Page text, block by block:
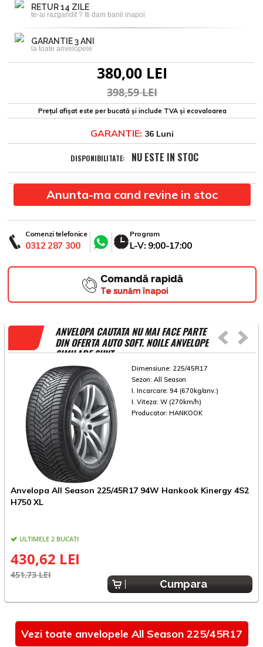
RETUR 14 ZILE
te-ai razgandit ? Iti dam banii inapoi
GARANTIE 3 ANI
la toate anvelopele
380,00 LEI
398,59 LEI
Prețul afișat este per bucată și include TVA și ecovaloarea
GARANTIE: 36 Luni
DISPONIBILITATE: NU ESTE IN STOC
Anunta-ma cand revine in stoc
Comenzi telefonice
0312 287 300
Program
L-V: 9:00-17:00
Comandă rapidă
Te sunăm înapoi
ANVELOPA CAUTATA NU MAI FACE PARTE
DIN OFERTA AUTO SOFT. NOILE ANVELOPE
SIMILARE SUNT
Dimensiune: 225/45R17
Sezon: All Season
I. Incarcare: 94 (670kg/anv.)
I. Viteza: W (270km/h)
Producator: HANKOOK
Anvelopa All Season 225/45R17 94W Hankook Kinergy 4S2
H750 XL
ULTIMELE 2 BUCATI
430,62 LEI
451,73 LEI
Cumpara
Vezi toate anvelopele All Season 225/45R17